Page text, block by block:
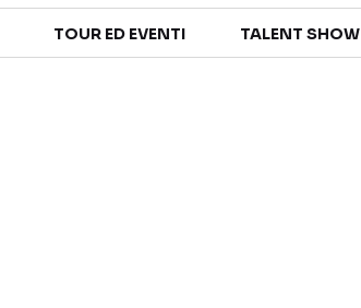
TOUR ED EVENTI TALENT SHOW